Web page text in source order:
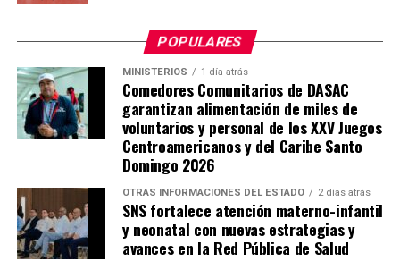
POPULARES
MINISTERIOS 1 día atrás
Comedores Comunitarios de DASAC
garantizan alimentación de miles de
voluntarios y personal de los XXV Juegos
Centroamericanos y del Caribe Santo
Domingo 2026
OTRAS INFORMACIONES DEL ESTADO 2 días atrás
SNS fortalece atención materno-infantil
y neonatal con nuevas estrategias y
avances en la Red Pública de Salud